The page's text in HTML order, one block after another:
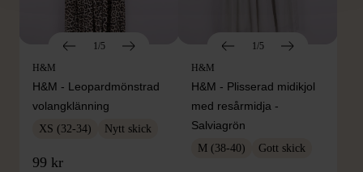
1/5
H&M
H&M - Leopardmönstrad
volangklänning
XS (32-34) Nytt skick
99 kr
1/5
H&M
H&M - Plisserad midikjol
med resårmidja -
Salviagrön
M (38-40) Gott skick